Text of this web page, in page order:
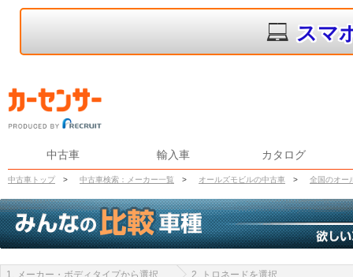
スマ
中古車 輸入車 カタログ
中古車トップ > 中古車検索：メーカー一覧 > オールズモビルの中古車 > 全国のオー
1. メーカー・ボディタイプから選択 2. トロネードを選択